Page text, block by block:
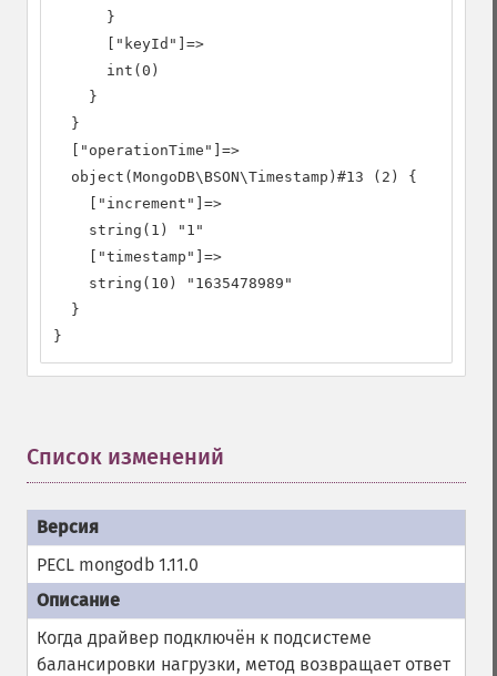
      }
      ["keyId"]=>
      int(0)
    }
  }
  ["operationTime"]=>
  object(MongoDB\BSON\Timestamp)#13 (2) {
    ["increment"]=>
    string(1) "1"
    ["timestamp"]=>
    string(10) "1635478989"
  }
}
Список изменений
PECL mongodb 1.11.0
Когда драйвер подключён к подсистеме
балансировки нагрузки, метод возвращает ответ